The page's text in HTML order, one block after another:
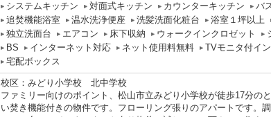
システムキッチン
対面式キッチン カウンターキッチン
バ
追焚機能浴室
温水洗浄便座 洗髪洗面化粧台 浴室１坪以上
独立洗面台
エアコン 床下収納 ウォークインクロゼット
BS
インターネット対応 ネット使用料無料
TVモニタ付イ
宅配ボックス
校区：みどり小学校 北中学校
ファミリー向けのポイント、松山市立みどり小学校が徒歩17分の
い焚き機能付きの物件です。フローリング張りのアパートです。